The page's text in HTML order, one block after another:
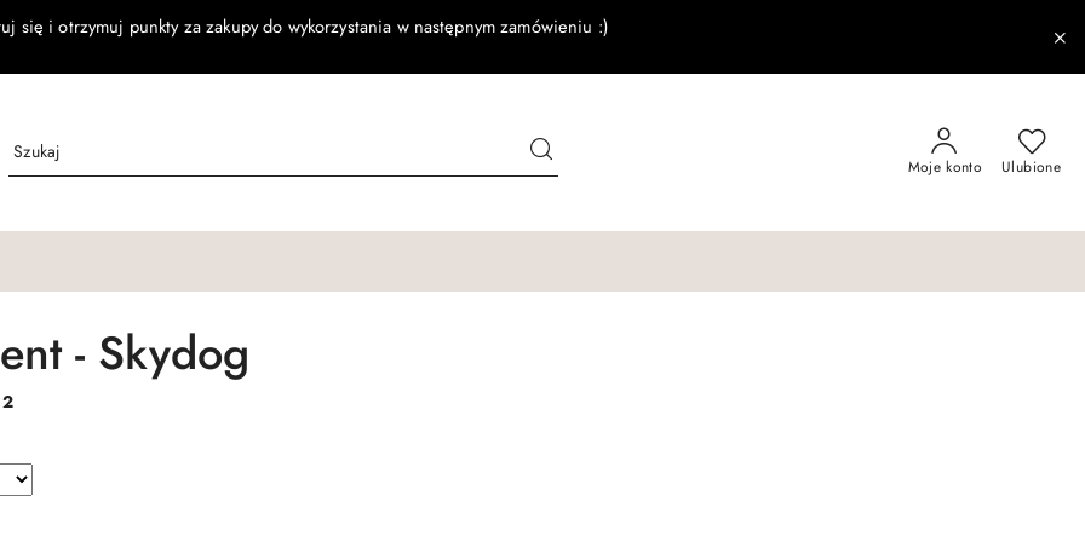
się i otrzymuj punkty za zakupy do wykorzystania w następnym zamówieniu :)
Moje konto Ulubione
- Skydog
2